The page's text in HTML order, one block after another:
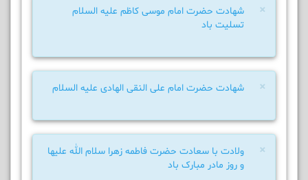
×
شهادت حضرت امام موسی کاظم علیه السلام
تسلیت باد
× شهادت حضرت امام علی النقی الهادی علیه السلام
×
ولادت با سعادت حضرت فاطمه زهرا سلام الله علیها
و روز مادر مبارک باد